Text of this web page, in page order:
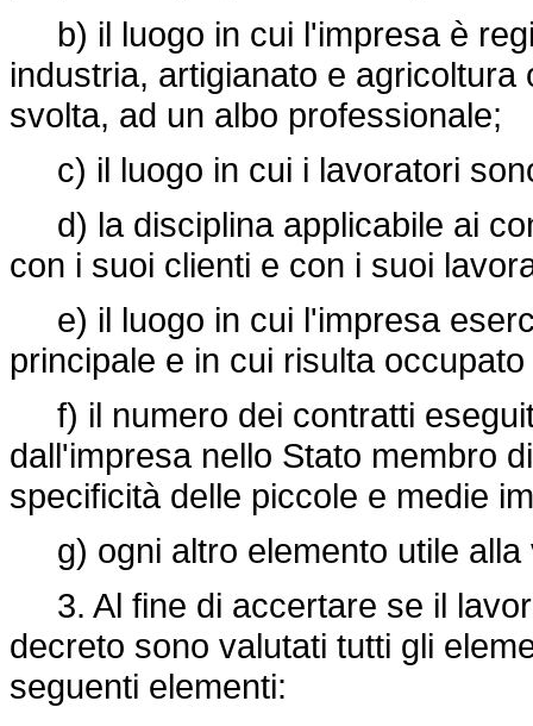
b) il luogo in cui l'impresa è
industria, artigianato e
svolta, ad un albo professionale;
c) il luogo in cui i lavoratori
d) la disciplina applicabile ai
con i suoi clienti e con i suoi
e) il luogo in cui l'impresa
principale e in cui risulta
f) il numero dei contratti
dall'impresa nello Stato membro
specificità delle piccole e medie
g) ogni altro elemento utile alla
3. Al fine di accertare se il
decreto sono valutati tutti gli
seguenti elementi: